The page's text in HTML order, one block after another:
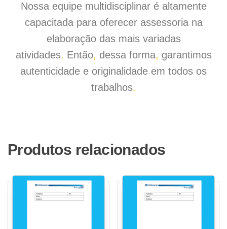
Nossa equipe multidisciplinar é altamente
capacitada para oferecer assessoria na
elaboração das mais variadas
atividades. Então, dessa forma, garantimos
autenticidade e originalidade em todos os
trabalhos.
Produtos relacionados